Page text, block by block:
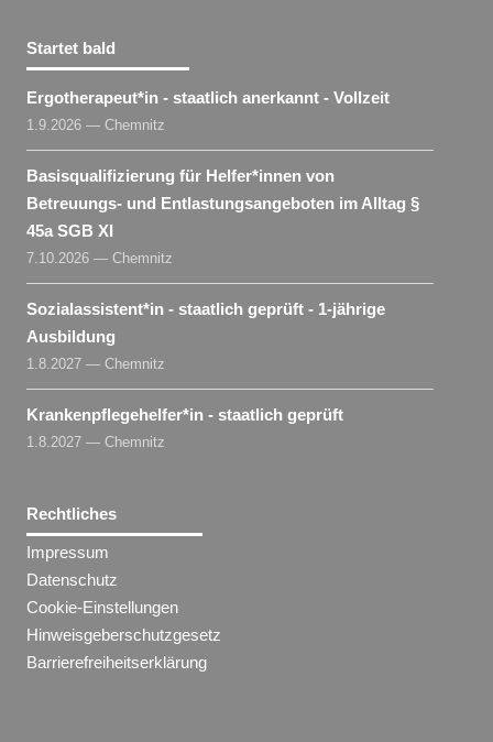
Startet bald
Ergotherapeut​*in - staatlich anerkannt - Vollzeit
1.9.2026 — Chemnitz
Basisqualifizierung für Helfer​*innen von
Betreuungs- und Entlastungsangeboten im Alltag §
45a SGB XI
7.10.2026 — Chemnitz
Sozialassistent​*in - staatlich geprüft - 1-jährige
Ausbildung
1.8.2027 — Chemnitz
Krankenpflegehelfer​*in - staatlich geprüft
1.8.2027 — Chemnitz
Rechtliches
Impressum
Datenschutz
Cookie-Einstellungen
Hinweisgeberschutzgesetz
Barrierefreiheitserklärung